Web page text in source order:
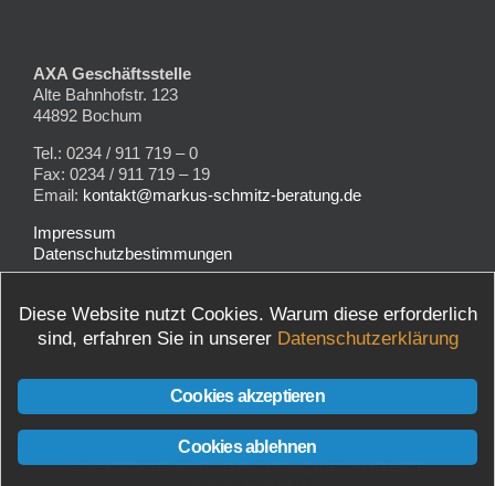
AXA Geschäftsstelle
Alte Bahnhofstr. 123
44892 Bochum
Tel.: 0234 / 911 719 – 0
Fax: 0234 / 911 719 – 19
Email: kontakt@markus-schmitz-beratung.de
Impressum
Datenschutzbestimmungen
Finden Sie uns bei Google Maps
Copyright 2014 Markus Schmitz | Design:Carmen Holst|
Diese Website nutzt Cookies. Warum diese erforderlich
sind, erfahren Sie in unserer Datenschutzerklärung
Cookies akzeptieren
Cookies ablehnen